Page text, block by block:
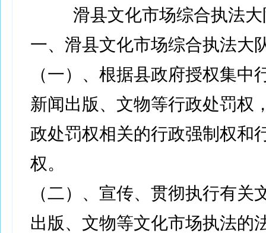
滑县文化市场综合执法
一、滑县文化市场综合执法大
（一）、根据县政府授权集中
新闻出版、文物等行政处罚权
政处罚权相关的行政强制权和
权。
（二）、宣传、贯彻执行有关
出版、文物等文化市场执法的